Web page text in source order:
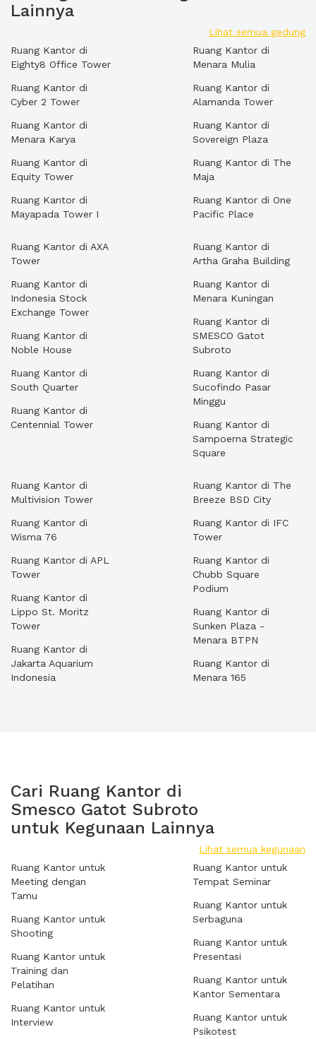
Lainnya
Lihat semua gedung
Ruang Kantor di
Eighty8 Office Tower
Ruang Kantor di
Cyber 2 Tower
Ruang Kantor di
Menara Karya
Ruang Kantor di
Equity Tower
Ruang Kantor di
Mayapada Tower I
Ruang Kantor di
Menara Mulia
Ruang Kantor di
Alamanda Tower
Ruang Kantor di
Sovereign Plaza
Ruang Kantor di The
Maja
Ruang Kantor di One
Pacific Place
Ruang Kantor di AXA
Tower
Ruang Kantor di
Indonesia Stock
Exchange Tower
Ruang Kantor di
Noble House
Ruang Kantor di
South Quarter
Ruang Kantor di
Centennial Tower
Ruang Kantor di
Artha Graha Building
Ruang Kantor di
Menara Kuningan
Ruang Kantor di
SMESCO Gatot
Subroto
Ruang Kantor di
Sucofindo Pasar
Minggu
Ruang Kantor di
Sampoerna Strategic
Square
Ruang Kantor di
Multivision Tower
Ruang Kantor di
Wisma 76
Ruang Kantor di APL
Tower
Ruang Kantor di
Lippo St. Moritz
Tower
Ruang Kantor di
Jakarta Aquarium
Indonesia
Ruang Kantor di The
Breeze BSD City
Ruang Kantor di IFC
Tower
Ruang Kantor di
Chubb Square
Podium
Ruang Kantor di
Sunken Plaza -
Menara BTPN
Ruang Kantor di
Menara 165
Cari Ruang Kantor di
Smesco Gatot Subroto
untuk Kegunaan Lainnya
Lihat semua kegunaan
Ruang Kantor untuk
Meeting dengan
Tamu
Ruang Kantor untuk
Shooting
Ruang Kantor untuk
Training dan
Pelatihan
Ruang Kantor untuk
Interview
Ruang Kantor untuk
Tempat Seminar
Ruang Kantor untuk
Serbaguna
Ruang Kantor untuk
Presentasi
Ruang Kantor untuk
Kantor Sementara
Ruang Kantor untuk
Psikotest